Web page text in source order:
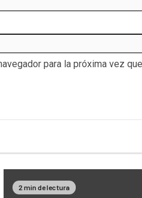
para la próxima vez
2 min de lectura